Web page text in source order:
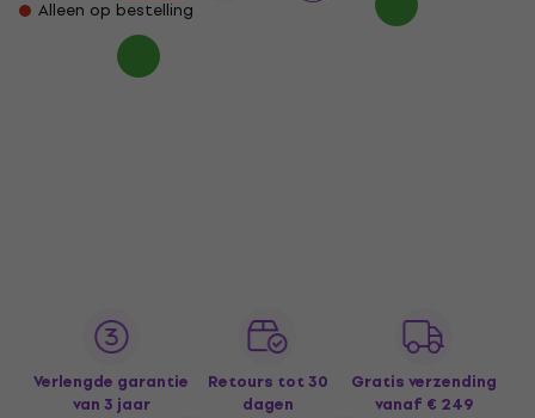
Alleen op bestelling
Verlengde garantie
van 3 jaar
Retours tot 30
dagen
Gratis verzending
vanaf € 249